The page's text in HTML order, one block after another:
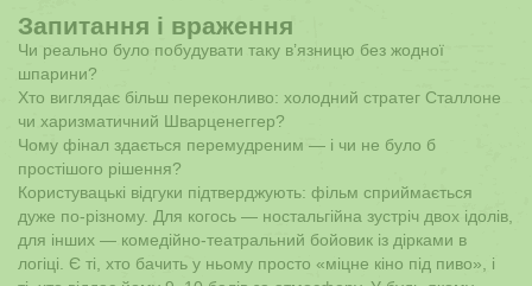
Запитання і враження
Чи реально було побудувати таку в’язницю без жодної
шпарини?
Хто виглядає більш переконливо: холодний стратег Сталлоне
чи харизматичний Шварценеггер?
Чому фінал здається перемудреним — і чи не було б
простішого рішення?
Користувацькі відгуки підтверджують: фільм сприймається
дуже по-різному. Для когось — ностальгійна зустріч двох ідолів,
для інших — комедійно-театральний бойовик із дірками в
логіці. Є ті, хто бачить у ньому просто «міцне кіно під пиво», і